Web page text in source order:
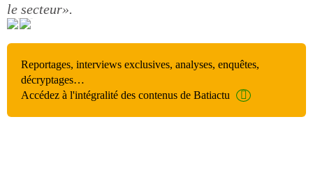
le secteur».
Reportages, interviews exclusives, analyses, enquêtes,
décryptages…
Accédez à l'intégralité des contenus de Batiactu